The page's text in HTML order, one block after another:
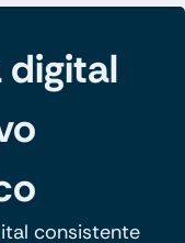
digital
consistente